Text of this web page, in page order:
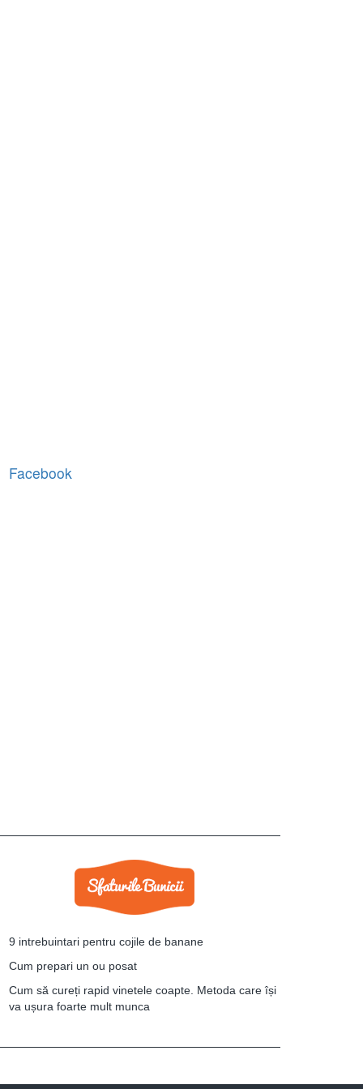
Facebook
9 intrebuintari pentru cojile de banane
Cum prepari un ou posat
Cum să cureți rapid vinetele coapte. Metoda care își
va ușura foarte mult munca